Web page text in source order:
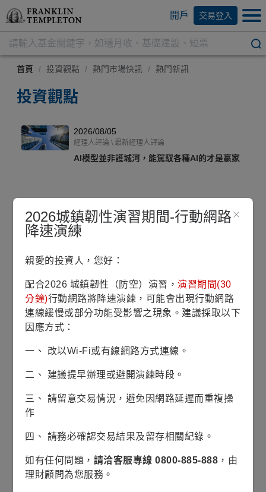
開戶 交易登入
首頁 / 投資觀點 / 熱門市場快訊 / 熱門新訊
投資觀點
2026/08/05
經理人評論 \ 最新經理人評論
AI模型並非護城河，能駕馭各種AI的才是贏家
2026/08/04
熱門市場快訊 \ 產業趨勢
從AI到太空：重塑下一代科技的五大力量
2026/07/31
熱門市場快訊 \ 債市脈動
利率凍漲 長債重挫 美國非投資等級公司債扛得
熱門市場快訊 \ 全球焦點
聯準會利率連五凍，三位官員支持升息
熱門市場快訊 \ 產業趨勢
「NIPPON」結構性優勢助推日股漲升趨勢
2026城鎮韌性演習期間-行動網路
降速演練
親愛的投資人，您好：
配合2026 城鎮韌性（防空）演習，演習期間(30
分鐘)行動網路將降速演練，可能會出現行動網路
連線緩慢或部分功能受影響之現象。建議採取以下
因應方式：
一、 改以Wi-Fi或有線網路方式連線。
二、 建議提早辦理或避開演練時段。
三、 請留意交易情況，避免因網路延遲而重複操
作
四、 請務必確認交易結果及留存相關紀錄。
如有任何問題， 請洽客服專線 0800-885-888 ，由
理財顧問為您服務。